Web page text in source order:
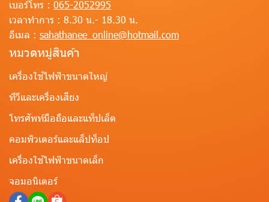
เบอร์โทร : 065-2052995
เวลาทำการ : 8.30 น.- 18.30 น.
อีเมล : sahathanee_online@hotmail.com
หมวดหมู่สินค้า
เครื่องใช้ไฟฟ้าขนาดใหญ่
ทีวีและเครื่องเสียง
โทรศัพท์มือถือและแท็ปเล็ต
คอมพิวเตอร์และแล็ปท็อป
เครื่องใช้ไฟฟ้าขนาดเล็ก
จอมอนิเตอร์